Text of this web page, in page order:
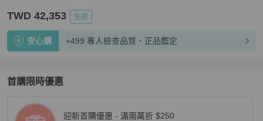
TWD 42,353 免運
安心購 +499 專人檢查品質、正品鑑定
首購限時優惠
迎新首購優惠 - 滿兩萬折 $250